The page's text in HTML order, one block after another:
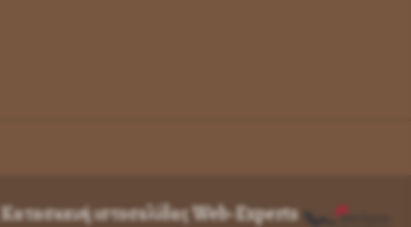
Κατασκευή ιστοσελίδας Web-Experts